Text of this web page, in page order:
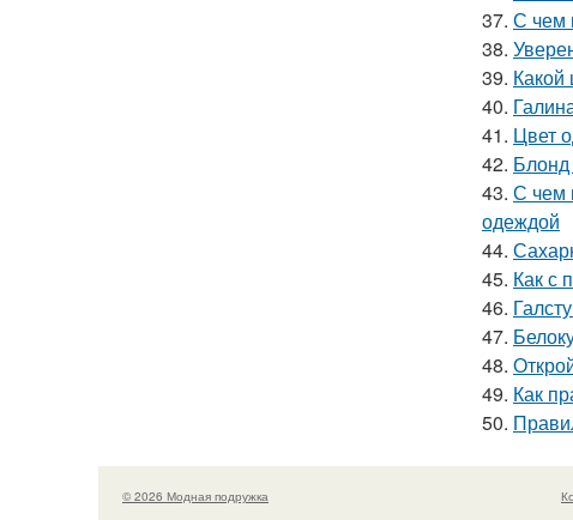
37. С чем
38.
39. Какой
40.
41. Цвет
42. Блонд
43. С чем
одеждой
44.
45. Как с
46.
47.
48.
49. Как
50.
© 2026 Модная подружка